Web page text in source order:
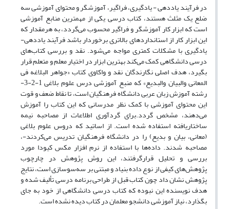
در فرآیند یاددهی - یادگیری، فراگیر، آموزشگر و محتوای آموزشی سه
ضلع یک مثلث هستند، کتاب درسی یکی از مهمترین منابع آموزشی
است که ابزار کار آموزشگر و فراگیر محسوب می‌گردد، به هرمقدار که
این ابزار کار از استانداردهای بالاتری برخوردار باشد فرآیند یاددهی-
یادگیری با مشکلات کمتری مواجه می‌شود. نقد و بررسی کتاب‌های
درسی دانشگاهی کمک می‌کند بهترین ابزار در اختیار معلم و متعلم قرار
بگیرد، هدف اصلی نگارندگان نقد و واکاوی کتاب «جواهر البلاغه فی
المعانی والبیان والبدیع» که منبع آموزشی درس علوم بلاغی 1-2-3-
رشته آموزش زبان عربی دانشگاه فرهنگیان است، تا نقاط ضعف و قوت
این محتوای آموزشی با کمک نظر مدرسانی که این کتاب را آموزش
می‌دهند، مشخص گردد.برای گردآوری اطلاعات از مصاحبه نیمه
ساختاریافته استفاده شده است. از اساتید که دروس علوم بلاغی
(معانی، بیان و بدیع) را در دانشگاه فرهنگیان تدریس می‌کردند-،
مصاحبه شدند. داده‌ها با استفاده از نرم افزار مکس کیودا مورد
بررسی و تحلیل قرارگرفتند، این روش پژوهش در چارچوب
پژوهش‌های کیفی از نوع داده بنیاد و مبتنی بر سه‌سوسازی است، نتایج
پژوهش نشان داد چون کتاب قبل از طراحی برنامه درسی تألیف شده و
هدف نویسنده این نبوده که کتاب درسی دانشگاهی از خود به جای
بگذارد، نیاز آموزشی دانشجو معلمان در کتاب دیده نشده است.